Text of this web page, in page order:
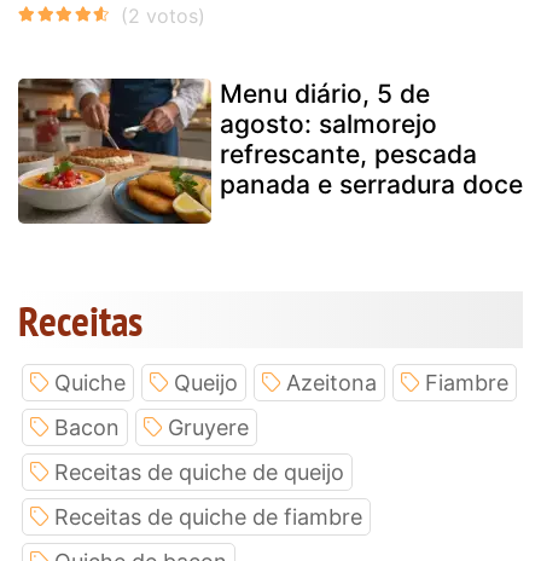
Menu diário, 5 de
agosto: salmorejo
refrescante, pescada
panada e serradura doce
Receitas
Quiche Queijo Azeitona
Fiambre
Bacon
Gruyere
Receitas de quiche de queijo
Receitas de quiche de fiambre